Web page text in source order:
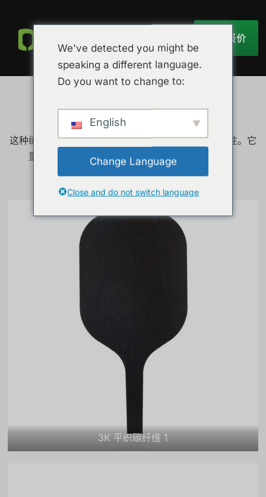
获取报价
3K 平织碳纤维
这种编织图案外观均衡对称，具有良好的强度和稳定性。它
重量轻，适用于注重快速反应和控制的乒乓球拍。
3K 平织碳纤维 1
We've detected you might be
speaking a different language.
Do you want to change to:
English
Change Language
Close and do not switch language